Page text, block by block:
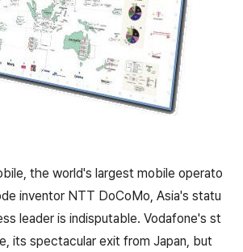
the world's largest mobile operato
inventor NTT DoCoMo, Asia's statu
leader is indisputable. Vodafone's st
its spectacular exit from Japan, but